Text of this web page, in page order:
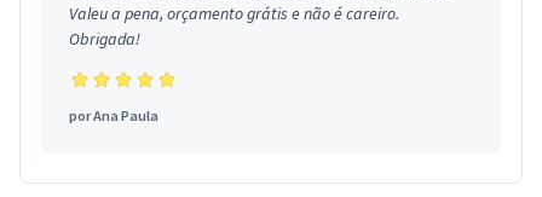
Valeu a pena, orçamento grátis e não é careiro.
Obrigada!
porAna Paula